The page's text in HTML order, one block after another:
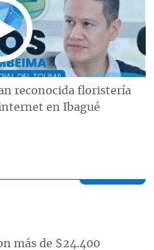
reconocida floristería
en Ibagué
más de $24.400